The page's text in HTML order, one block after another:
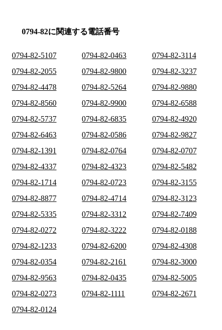
0794-82に関連する電話番号
0794-82-5107 0794-82-0463
0794-82-3114
0794-82-2055
0794-82-9800
0794-82-3237
0794-82-4478
0794-82-5264
0794-82-9880
0794-82-8560
0794-82-9900
0794-82-6588
0794-82-5737
0794-82-6835
0794-82-4920
0794-82-6463
0794-82-0586
0794-82-9827
0794-82-1391
0794-82-0764
0794-82-0707
0794-82-4337
0794-82-4323
0794-82-5482
0794-82-1714
0794-82-0723
0794-82-3155
0794-82-8877
0794-82-4714
0794-82-3123
0794-82-5335
0794-82-3312
0794-82-7409
0794-82-0272
0794-82-3222
0794-82-0188
0794-82-1233
0794-82-6200
0794-82-4308
0794-82-0354
0794-82-2161
0794-82-3000
0794-82-9563
0794-82-0435
0794-82-5005
0794-82-0273
0794-82-1111
0794-82-2671
0794-82-0124